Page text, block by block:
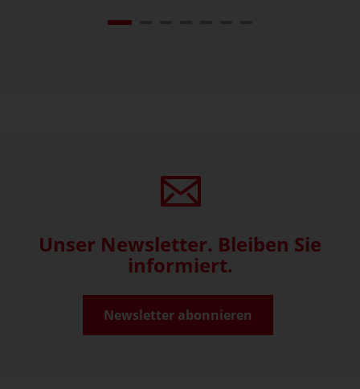
Unser Newsletter. Bleiben Sie
informiert.
Newsletter abonnieren